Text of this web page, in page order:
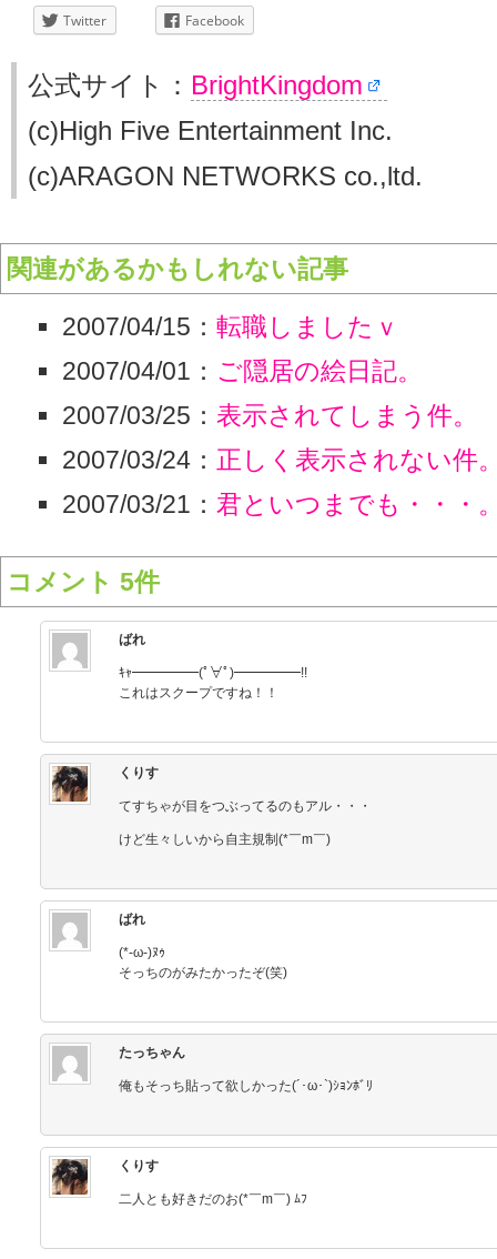
Twitter Facebook
公式サイト： BrightKingdom
(c)High Five Entertainment Inc.
(c)ARAGON NETWORKS co.,ltd.
関連があるかもしれない記事
2007/04/15： 転職しましたｖ
2007/04/01： ご隠居の絵日記。
2007/03/25： 表示されてしまう件。
2007/03/24： 正しく表示されない件
2007/03/21： 君といつまでも・・・
コメント 5件
ばれ
ｷｬ━━━━━(ﾟ∀ﾟ)━━━━━!!
これはスクープですね！！
くりす
てすちゃが目をつぶってるのもアル・・・
けど生々しいから自主規制(*￣m￣)
ばれ
(*-ω-)ﾇｩ
そっちのがみたかったぞ(笑)
たっちゃん
俺もそっち貼って欲しかった(´･ω･`)ｼｮﾝﾎﾞﾘ
くりす
二人とも好きだのお(*￣m￣) ﾑﾌ